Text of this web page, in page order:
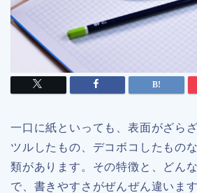
一口に紙といっても、表面がざら
ツルしたもの、デコボコしたもの
類があります。その特徴と、どん
で、書きやすさがぜんぜん違います